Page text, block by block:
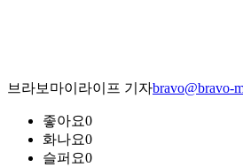
브라보마이라이프 기자bravo@bravo-
좋아요0
화나요0
슬퍼요0